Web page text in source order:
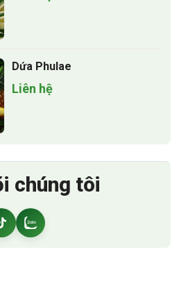
Dứa Phulae
Liên hệ
chúng tôi